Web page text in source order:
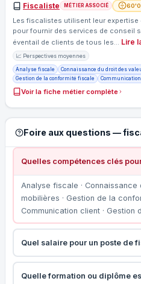
Fiscaliste MÉTIER ASSOCIÉ
Les fiscalistes utilisent leur
pour fournir des services de conseil
éventail de clients de tous les… Lire
📈 Perspectives moyennes
Analyse fiscale
Connaissance du droit des
Gestion de la conformité fiscale
Voir la fiche métier complète
Foire aux questions —
Quelles compétences clés
Analyse fiscale ·
mobilières · Gestion de la
Communication client · Gestion
Quel salaire pour un poste de
Quelle formation ou diplôme